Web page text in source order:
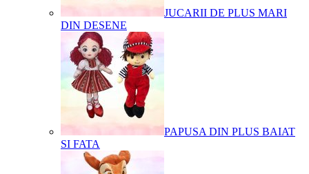
JUCARII DE PLUS MARI
DIN DESENE
PAPUSA DIN PLUS BAIAT
SI FATA